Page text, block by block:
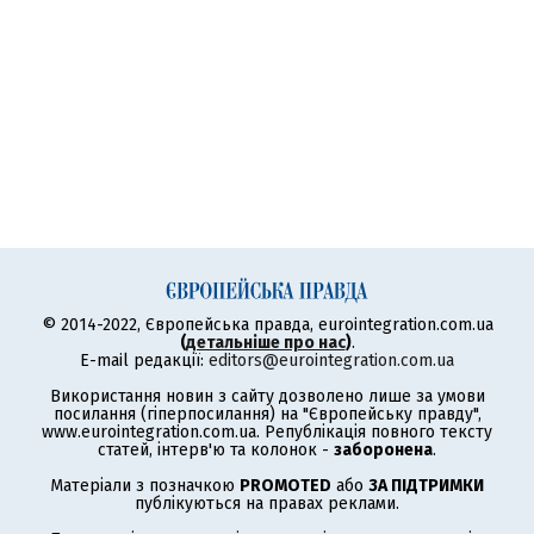
© 2014-2022, Європейська правда, eurointegration.com.ua
(детальніше про нас).
E-mail редакції: editors@eurointegration.com.ua
Використання новин з сайту дозволено лише за умови
посилання (гіперпосилання) на "Європейську правду",
www.eurointegration.com.ua. Републікація повного тексту
статей, інтерв'ю та колонок - заборонена.
Матеріали з позначкою PROMOTED або ЗА ПІДТРИМКИ
публікуються на правах реклами.